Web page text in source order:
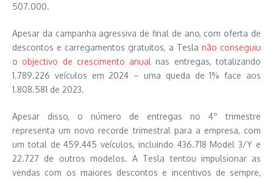
507.000.
Apesar da campanha agressiva de final de ano, com oferta de
descontos e carregamentos gratuitos, a Tesla não conseguiu
o objectivo de crescimento anual nas entregas, totalizando
1.789.226 veículos em 2024 – uma queda de 1% face aos
1.808.581 de 2023.
Apesar disso, o número de entregas no 4º trimestre
representa um novo recorde trimestral para a empresa, com
um total de 459.445 veículos, incluindo 436.718 Model 3/Y e
22.727 de outros modelos. A Tesla tentou impulsionar as
vendas com os maiores descontos e incentivos de sempre,